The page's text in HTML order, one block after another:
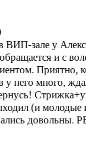
ВИП-зале у
и с
Приятно,
у него много,
(и молодые